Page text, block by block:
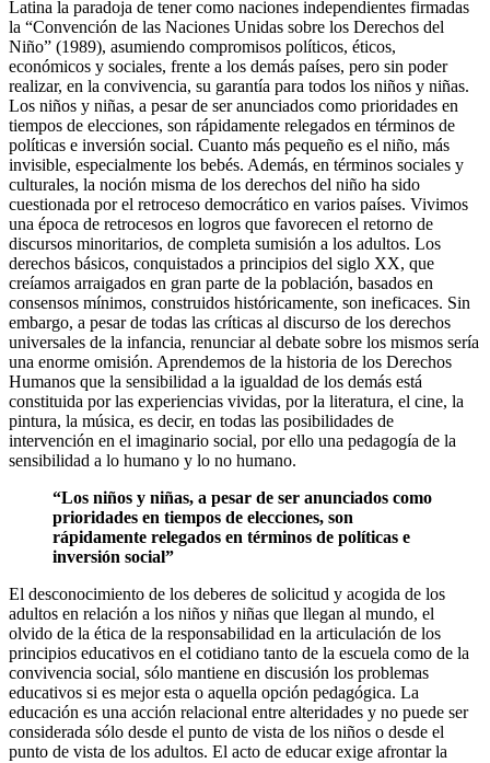
Latina la paradoja de tener como naciones independientes firmadas
la “Convención de las Naciones Unidas sobre los Derechos del
Niño” (1989), asumiendo compromisos políticos, éticos,
económicos y sociales, frente a los demás países, pero sin poder
realizar, en la convivencia, su garantía para todos los niños y niñas.
Los niños y niñas, a pesar de ser anunciados como prioridades en
tiempos de elecciones, son rápidamente relegados en términos de
políticas e inversión social. Cuanto más pequeño es el niño, más
invisible, especialmente los bebés. Además, en términos sociales y
culturales, la noción misma de los derechos del niño ha sido
cuestionada por el retroceso democrático en varios países. Vivimos
una época de retrocesos en logros que favorecen el retorno de
discursos minoritarios, de completa sumisión a los adultos. Los
derechos básicos, conquistados a principios del siglo XX, que
creíamos arraigados en gran parte de la población, basados ​​en
consensos mínimos, construidos históricamente, son ineficaces. Sin
embargo, a pesar de todas las críticas al discurso de los derechos
universales de la infancia, renunciar al debate sobre los mismos sería
una enorme omisión. Aprendemos de la historia de los Derechos
Humanos que la sensibilidad a la igualdad de los demás está
constituida por las experiencias vividas, por la literatura, el cine, la
pintura, la música, es decir, en todas las posibilidades de
intervención en el imaginario social, por ello una pedagogía de la
sensibilidad a lo humano y lo no humano.
“Los niños y niñas, a pesar de ser anunciados como
prioridades en tiempos de elecciones, son
rápidamente relegados en términos de políticas e
inversión social”
El desconocimiento de los deberes de solicitud y acogida de los
adultos en relación a los niños y niñas que llegan al mundo, el
olvido de la ética de la responsabilidad en la articulación de los
principios educativos en el cotidiano tanto de la escuela como de la
convivencia social, sólo mantiene en discusión los problemas
educativos si es mejor esta o aquella opción pedagógica. La
educación es una acción relacional entre alteridades y no puede ser
considerada sólo desde el punto de vista de los niños o desde el
punto de vista de los adultos. El acto de educar exige afrontar la